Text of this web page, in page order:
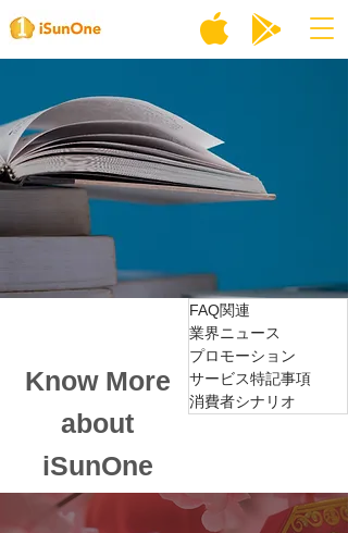
Know More
about
iSunOne
FAQ関連
業界ニュース
プロモーション
サービス特記事項
消費者シナリオ